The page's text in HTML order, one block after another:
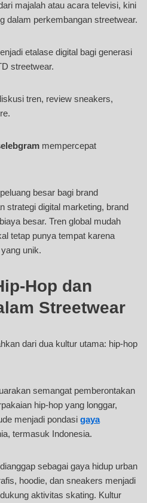
majalah atau acara televisi, kini
dalam perkembangan streetwear.
etalase digital bagi generasi
streetwear.
tren, review sneakers,
mempercepat
besar bagi brand
strategi digital marketing, brand
besar. Tren global mudah
tetap punya tempat karena
unik.
Hop dan
Streetwear
dari dua kultur utama: hip-hop
semangat pemberontakan
hip-hop yang longgar,
menjadi pondasi gaya
termasuk Indonesia.
sebagai gaya hidup urban
hoodie, dan sneakers menjadi
aktivitas skating. Kultur